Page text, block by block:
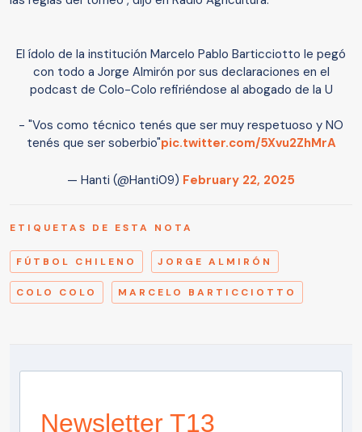
El ídolo de la institución Marcelo Pablo Barticciotto le pegó
con todo a Jorge Almirón por sus declaraciones en el
podcast de Colo-Colo refiriéndose al abogado de la U
- "Vos como técnico tenés que ser muy respetuoso y NO
tenés que ser soberbio"pic.twitter.com/5Xvu2ZhMrA
— Hanti (@Hanti09) February 22, 2025
ETIQUETAS DE ESTA NOTA
FÚTBOL CHILENO JORGE ALMIRÓN
COLO COLO MARCELO BARTICCIOTTO
Newsletter T13